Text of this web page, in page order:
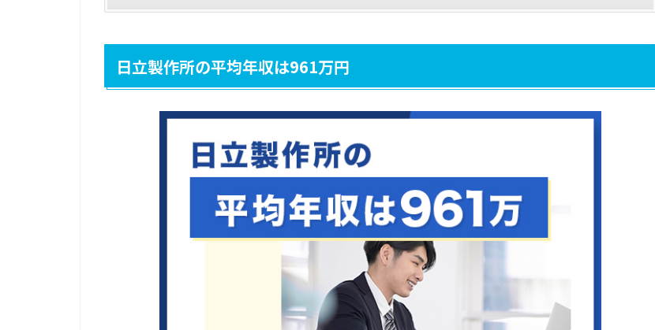
日立製作所の平均年収は961万円